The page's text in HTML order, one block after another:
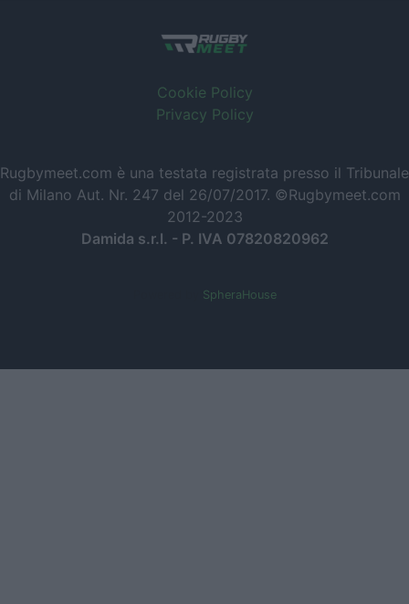
Cookie Policy
Privacy Policy
Rugbymeet.com è una testata registrata presso il Tribunale
di Milano Aut. Nr. 247 del 26/07/2017. ©Rugbymeet.com
2012-2023
Damida s.r.l. - P. IVA 07820820962
SpheraHouse